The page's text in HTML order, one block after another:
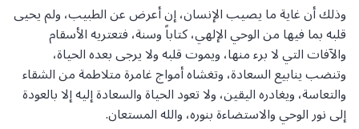
وذلك أن غاية ما يصيب الإنسان، إن أعرض عن الطبيب، ولم يحيى
قلبه بما فيها من الوحي الإلهي، كتاباً وسنة، فتعتريه الأسقام
والآفات التي لا برء منها، ويموت قلبه ولا يرجى بعده الحياة،
وتنضب ينابيع السعادة، وتغشاه أمواج غامرة متلاطمة من الشقاء
والتعاسة، ويغادره اليقين، ولا تعود الحياة والسعادة إليه إلا بالعودة
إلى نور الوحي والاستضاءة بنوره، والله المستعان.